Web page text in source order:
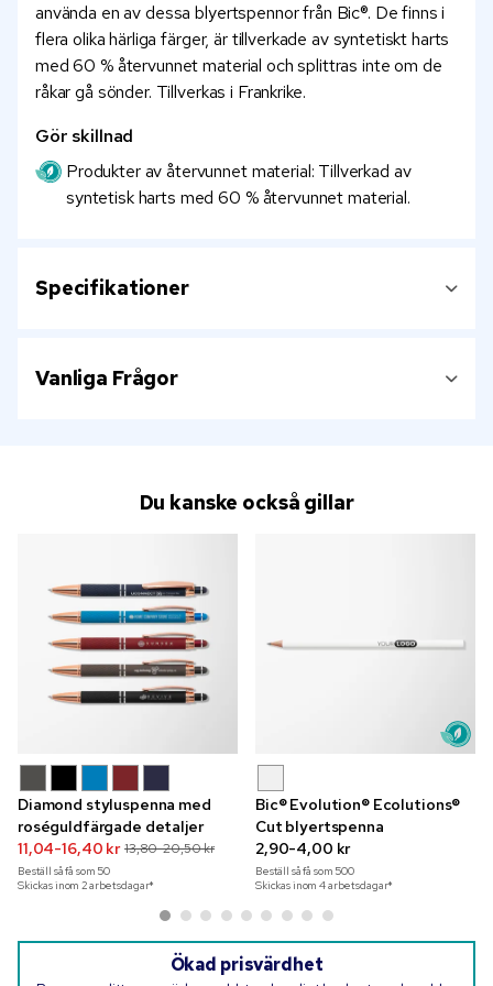
använda en av dessa blyertspennor från Bic®. De finns i
flera olika härliga färger, är tillverkade av syntetiskt harts
med 60 % återvunnet material och splittras inte om de
råkar gå sönder. Tillverkas i Frankrike.
Gör skillnad
Produkter av återvunnet material: Tillverkad av
syntetisk harts med 60 % återvunnet material.
Specifikationer
Vanliga Frågor
Du kanske också gillar
Diamond styluspenna med
roséguldfärgade detaljer
11,04-16,40 kr 13,80-20,50 kr
Beställ så få som 50
Skickas inom 2 arbetsdagar*
Bic® Evolution® Ecolutions®
Cut blyertspenna
2,90-4,00 kr
Beställ så få som 500
Skickas inom 4 arbetsdagar*
Ökad prisvärdhet